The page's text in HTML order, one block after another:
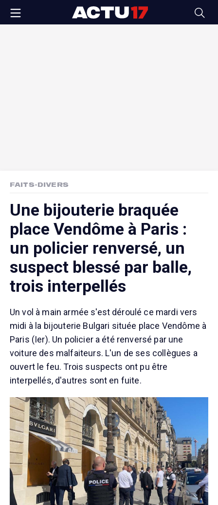
FAITS-DIVERS
Une bijouterie braquée
place Vendôme à Paris :
un policier renversé, un
suspect blessé par balle,
trois interpellés
Un vol à main armée s'est déroulé ce mardi vers
midi à la bijouterie Bulgari située place Vendôme à
Paris (Ier). Un policier a été renversé par une
voiture des malfaiteurs. L'un de ses collègues a
ouvert le feu. Trois suspects ont pu être
interpellés, d'autres sont en fuite.